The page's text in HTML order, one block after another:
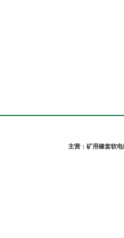
主营：矿用橡套软